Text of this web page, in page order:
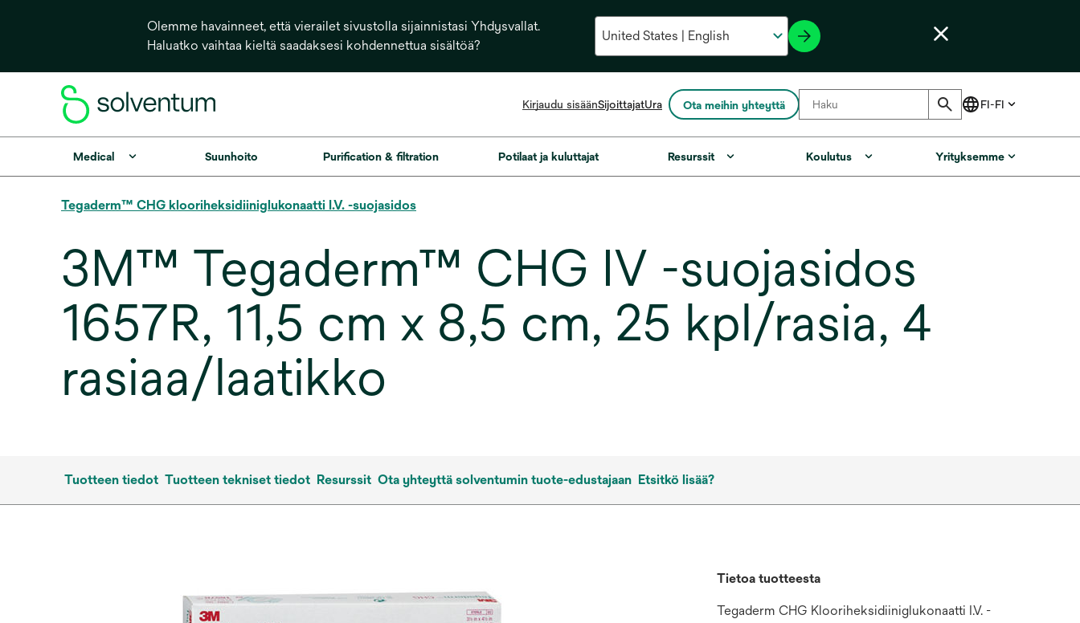
Olemme havainneet, että vierailet sivustolla sijainnistasi Yhdysvallat.
Haluatko vaihtaa kieltä saadaksesi kohdennettua sisältöä?
Kirjaudu sisäänSijoittajatopens
a
Ura Ota meihin yhteyttä
Medical Suunhoito Purification & filtration Potilaat ja kuluttajat Resurssit Koulutus Yrityksemme
Tegaderm™ CHG klooriheksidiiniglukonaatti I.V. -suojasidos
3M™ Tegaderm™ CHG IV -suojasidos
1657R, 11,5 cm x 8,5 cm, 25 kpl/rasia, 4
rasiaa/laatikko
Tuotteen tiedot Tuotteen tekniset tiedot Resurssit Ota yhteyttä solventumin tuote-edustajaan Etsitkö lisää?
Tietoa tuotteesta
Tegaderm CHG Klooriheksidiiniglukonaatti I.V. -